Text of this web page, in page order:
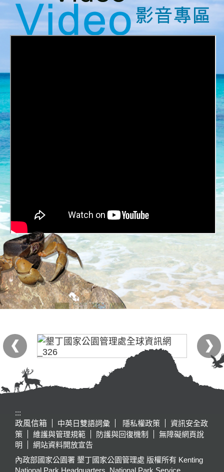
:::
政風信箱
中英日雙語詞彙 隱私權政策
資訊安全政
策
維護與管理規範 防護與回復機制
無障礙網頁說
明
網站資料開放宣告
內政部國家公園署 墾丁國家公園管理處 版權所有 Kenting
National Park Headquarters, National Park Service,